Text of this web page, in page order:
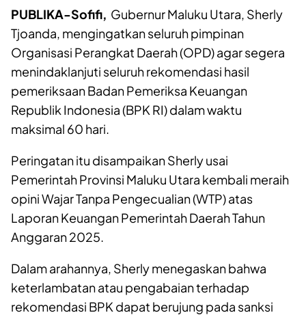
PUBLIKA-Sofifi, Gubernur Maluku Utara, Sherly
Tjoanda, mengingatkan seluruh pimpinan
Organisasi Perangkat Daerah (OPD) agar segera
menindaklanjuti seluruh rekomendasi hasil
pemeriksaan Badan Pemeriksa Keuangan
Republik Indonesia (BPK RI) dalam waktu
maksimal 60 hari.
Peringatan itu disampaikan Sherly usai
Pemerintah Provinsi Maluku Utara kembali meraih
opini Wajar Tanpa Pengecualian (WTP) atas
Laporan Keuangan Pemerintah Daerah Tahun
Anggaran 2025.
Dalam arahannya, Sherly menegaskan bahwa
keterlambatan atau pengabaian terhadap
rekomendasi BPK dapat berujung pada sanksi